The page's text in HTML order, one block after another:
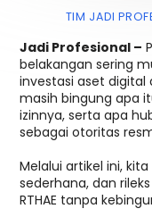
TIM JADI
Jadi Profesional –
belakangan sering
investasi aset digital
masih bingung apa
izinnya, serta apa
sebagai otoritas
Melalui artikel ini,
sederhana, dan
RTHAE tanpa